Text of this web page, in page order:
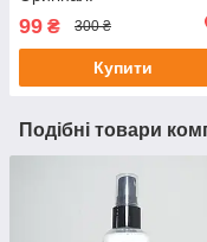
99 ₴ 300 ₴
Купити
Подібні товари